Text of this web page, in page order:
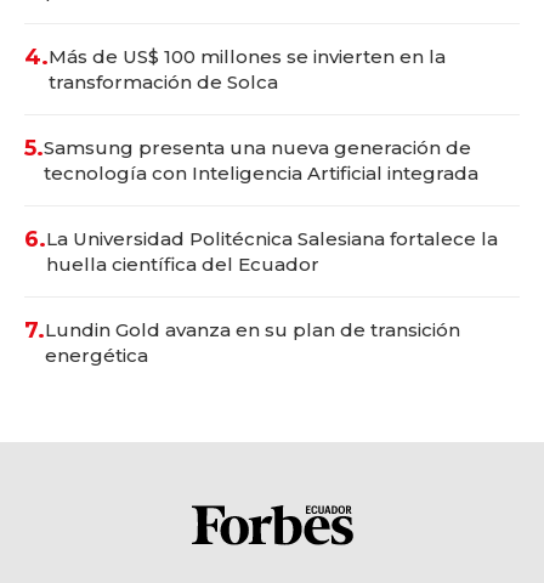
4.Más de US$ 100 millones se invierten en la
transformación de Solca
5.Samsung presenta una nueva generación de
tecnología con Inteligencia Artificial integrada
6.La Universidad Politécnica Salesiana fortalece la
huella científica del Ecuador
7.Lundin Gold avanza en su plan de transición
energética